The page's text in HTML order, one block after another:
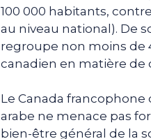
100 000 habitants,
au niveau national). De
regroupe non moins de
canadien en matière de
Le Canada
arabe ne menace pas
bien-être général de la